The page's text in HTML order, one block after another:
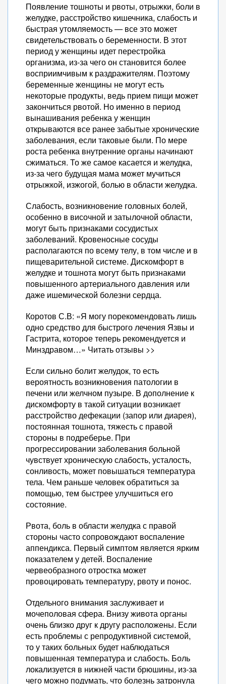
Появление тошноты и рвоты, отрыжки, боли в
желудке, расстройство кишечника, слабость и
быстрая утомляемость — все это может
свидетельствовать о беременности. В этот
период у женщины идет перестройка
организма, из-за чего он становится более
восприимчивым к раздражителям. Поэтому
беременные женщины не могут есть
некоторые продукты, ведь прием пищи может
закончиться рвотой. Но именно в период
вынашивания ребенка у женщин
открываются все ранее забытые хронические
заболевания, если таковые были. По мере
роста ребенка внутренние органы начинают
сжиматься. То же самое касается и желудка,
из-за чего будущая мама может мучиться
отрыжкой, изжогой, болью в области желудка.
Слабость, возникновение головных болей,
особенно в височной и затылочной области,
могут быть признаками сосудистых
заболеваний. Кровеносные сосуды
располагаются по всему телу, в том числе и в
пищеварительной системе. Дискомфорт в
желудке и тошнота могут быть признаками
повышенного артериального давления или
даже ишемической болезни сердца.
Коротов С.В: «Я могу порекомендовать лишь
одно средство для быстрого лечения Язвы и
Гастрита, которое теперь рекомендуется и
Минздравом…» Читать отзывы >>
Если сильно болит желудок, то есть
вероятность возникновения патологии в
печени или желчном пузыре. В дополнение к
дискомфорту в такой ситуации возникает
расстройство дефекации (запор или диарея),
постоянная тошнота, тяжесть с правой
стороны в подреберье. При
прогрессировании заболевания больной
чувствует хроническую слабость, усталость,
сонливость, может повышаться температура
тела. Чем раньше человек обратиться за
помощью, тем быстрее улучшиться его
состояние.
Рвота, боль в области желудка с правой
стороны часто сопровождают воспаление
аппендикса. Первый симптом является ярким
показателем у детей. Воспаление
червеобразного отростка может
провоцировать температуру, рвоту и понос.
Отдельного внимания заслуживает и
мочеполовая сфера. Внизу живота органы
очень близко друг к другу расположены. Если
есть проблемы с репродуктивной системой,
то у таких больных будет наблюдаться
повышенная температура и слабость. Боль
локализуется в нижней части брюшины, из-за
чего можно подумать, что болезнь затронула